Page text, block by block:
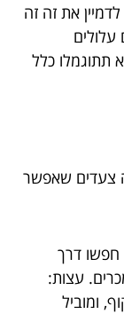
את זה זה
תתוגמלו כלל
צעדים שאפשר
חפשו דרך
עצות:
ומוביל